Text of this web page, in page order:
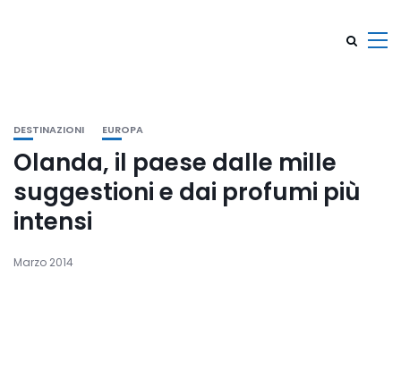
DESTINAZIONI EUROPA
Olanda, il paese dalle mille
suggestioni e dai profumi più
intensi
Marzo 2014